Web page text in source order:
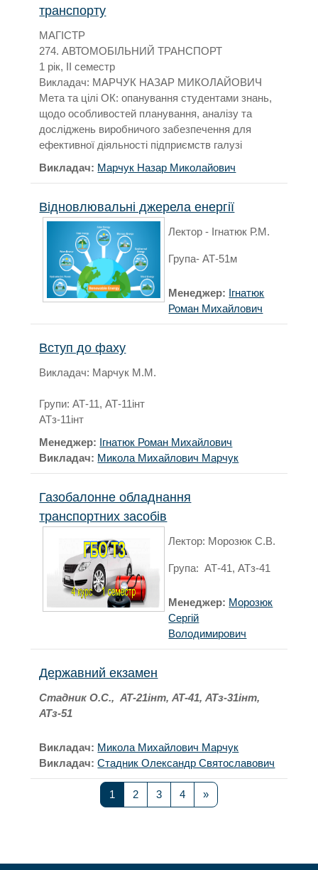
транспорту
МАГІСТР
274. АВТОМОБІЛЬНИЙ ТРАНСПОРТ
1 рік, II семестр
Викладач: МАРЧУК НАЗАР МИКОЛАЙОВИЧ
Мета та цілі ОК: опанування студентами знань,
щодо особливостей планування, аналізу та
досліджень виробничого забезпечення для
ефективної діяльності підприємств галузі
Викладач: Марчук Назар Миколайович
Відновлювальні джерела енергії
Лектор - Ігнатюк Р.М.
Група- АТ-51м
Менеджер: Ігнатюк
Роман Михайлович
Вступ до фаху
Викладач: Марчук М.М.
Групи: АТ-11, АТ-11інт
АТз-11інт
Менеджер: Ігнатюк Роман Михайлович
Викладач: Микола Михайлович Марчук
Газобалонне обладнання
транспортних засобів
Лектор: Морозюк С.В.
Група: АТ-41, АТз-41
Менеджер: Морозюк
Сергій
Володимирович
Державний екзамен
Стадник О.С., АТ-21інт, АТ-41, АТз-31інт,
АТз-51
Викладач: Микола Михайлович Марчук
Викладач:Стадник Олександр Святославович
1 Сторінка 1
2Сторінка 2
3Сторінка 3
4Сторінка 4
»Наступна сторінка